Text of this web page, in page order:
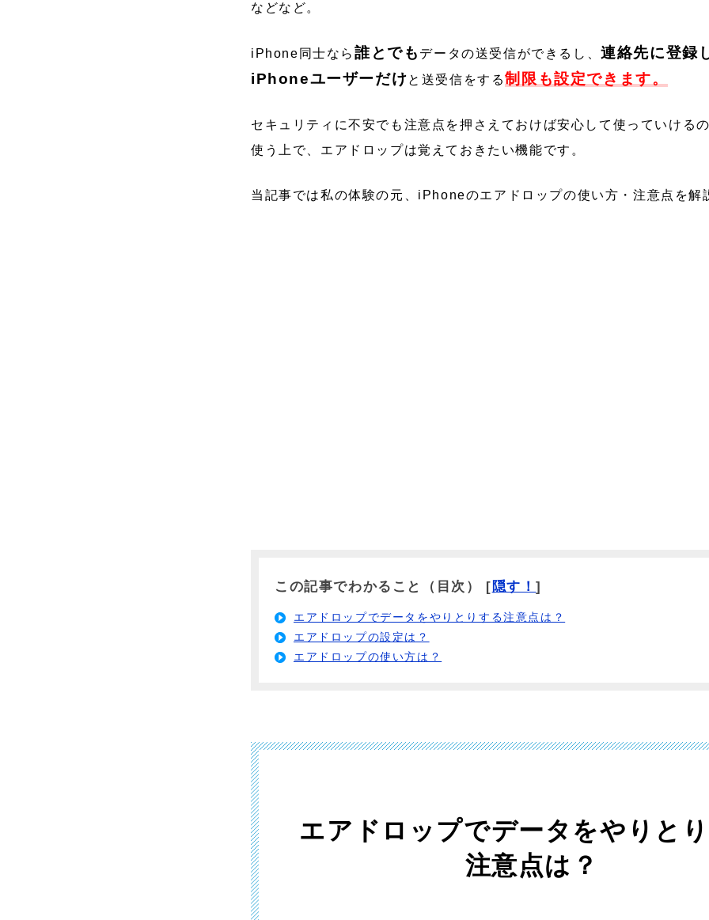
などなど。
iPhone同士なら 誰とでも データの送受信ができるし、連絡先に登録
iPhoneユーザーだけと送受信をする制限も設定できます。
セキュリティに不安でも注意点を押さえておけば安心して使っていける
使う上で、エアドロップは覚えておきたい機能です。
当記事では私の体験の元、iPhoneのエアドロップの使い方・注意点を解
この記事でわかること（目次） [ 隠す！]
エアドロップでデータをやりとりする注意点は？
エアドロップの設定は？
エアドロップの使い方は？
エアドロップでデータをやりと
注意点は？